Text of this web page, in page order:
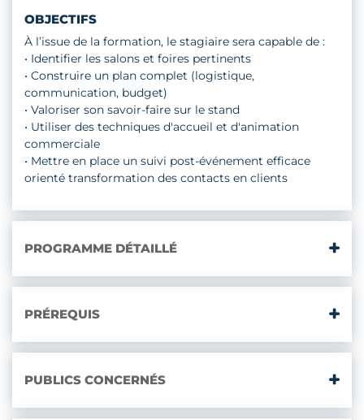
OBJECTIFS
À l’issue de la formation, le stagiaire sera capable de :
• Identifier les salons et foires pertinents
• Construire un plan complet (logistique,
communication, budget)
• Valoriser son savoir-faire sur le stand
• Utiliser des techniques d'accueil et d'animation
commerciale
• Mettre en place un suivi post-événement efficace
orienté transformation des contacts en clients
PROGRAMME DÉTAILLÉ
PRÉREQUIS
PUBLICS CONCERNÉS